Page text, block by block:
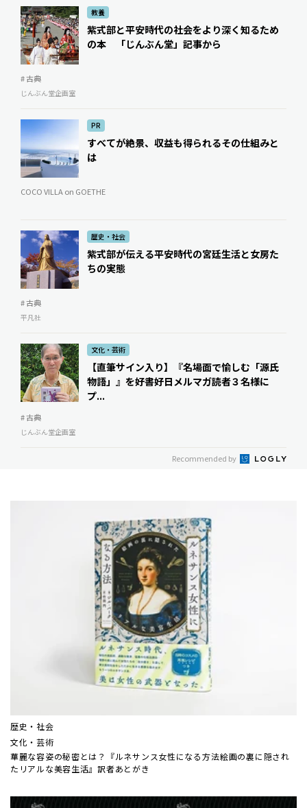
教養
紫式部と平安時代の社会をより深く知るため
の本 「じんぶん堂」記事から
# 古典
じんぶん堂企画室
PR
すべてが絶景、収益も得られるその仕組みと
は
COCO VILLA on GOETHE
歴史・社会
紫式部が伝える平安時代の宮廷生活と女房た
ちの実態
# 古典
平凡社
文化・芸術
【直筆サイン入り】『名場面で愉しむ「源氏
物語」』を好書好日メルマガ読者３名様に
プ...
# 古典
じんぶん堂企画室
Recommended by
歴史・社会
文化・芸術
華麗な容姿の秘密とは？『ルネサンス女性になる方法――絵画の裏に隠され
たリアルな美容生活』訳者あとがき